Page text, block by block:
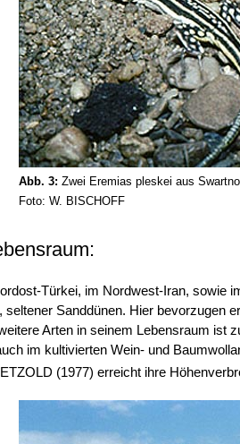
Abb. 3: Zwei Eremias pleskei aus
Foto: W. BISCHOFF
Türkei, im Nordwest-Iran, sowie
seltener Sanddünen. Hier bevorzugen
Arten in seinem Lebensraum ist
im kultivierten Wein- und
(1977) erreicht ihre